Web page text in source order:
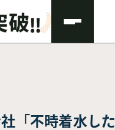
「不時着水した